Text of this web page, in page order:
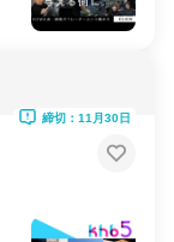
締切：11月30日